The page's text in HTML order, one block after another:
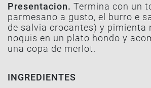
Presentacion. Termina con un
parmesano a gusto, el burro e
de salvia crocantes) y pimienta
noquis en un plato hondo y
una copa de merlot.
INGREDIENTES